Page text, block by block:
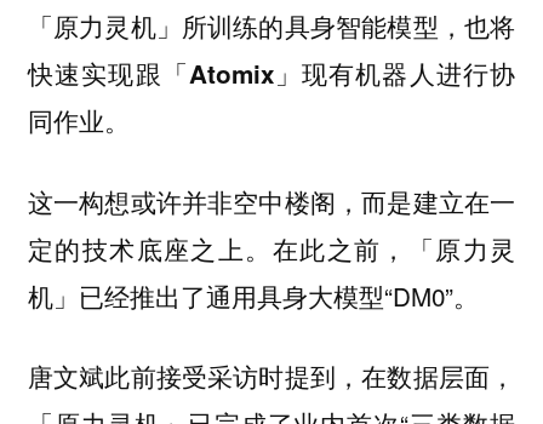
「原力灵机」所训练的具身智能模型，也将
快速实现跟「Atomix」现有机器人进行协
同作业。
这一构想或许并非空中楼阁，而是建立在一
定的技术底座之上。在此之前，「原力灵
机」已经推出了通用具身大模型“DM0”。
唐文斌此前接受采访时提到，在数据层面，